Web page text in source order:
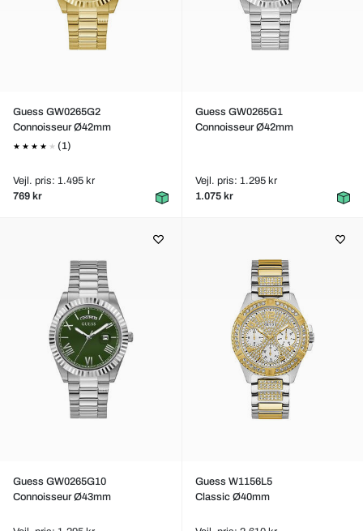
Guess GW0265G2
Connoisseur Ø42mm
(1)
Vejl. pris: 1.495 kr
769 kr
Guess GW0265G1
Connoisseur Ø42mm
Vejl. pris: 1.295 kr
1.075 kr
Guess GW0265G10
Connoisseur Ø43mm
Guess W1156L5
Classic Ø40mm